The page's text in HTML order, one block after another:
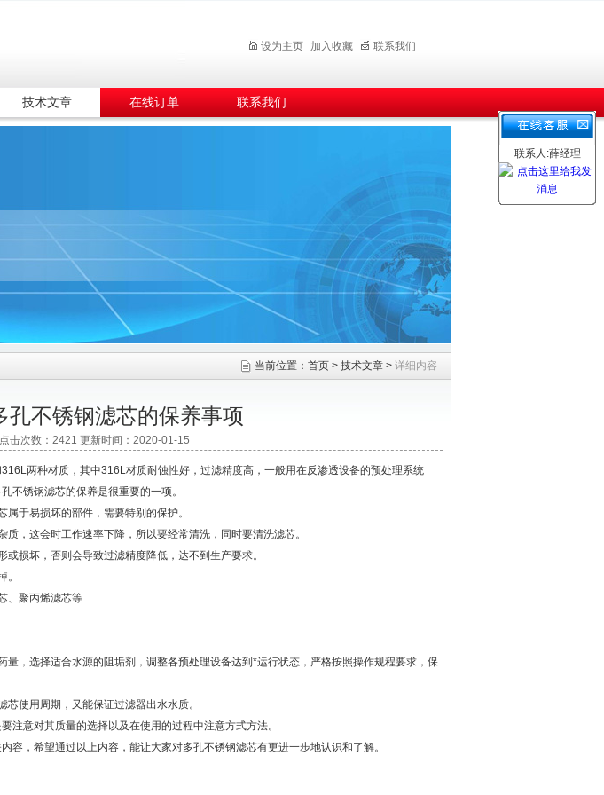
设为主页 加入收藏 联系我们
技术文章 在线订单 联系我们
当前位置： 首页 > 技术文章 > 详细内容
孔不锈钢滤芯的保养事项
点击次数：2421 更新时间：2020-01-15
两种材质，其中316L材质耐蚀性好，过滤精度高，一般用在反渗透设备的预处理系统
不锈钢滤芯的保养是很重要的一项。
于易损坏的部件，需要特别的保护。
这会时工作速率下降，所以要经常清洗，同时要清洗滤芯。
损坏，否则会导致过滤精度降低，达不到生产要求。
、聚丙烯滤芯等
，选择适合水源的阻垢剂，调整各预处理设备达到*运行状态，严格按照操作规程要求，保
使用周期，又能保证过滤器出水水质。
意对其质量的选择以及在使用的过程中注意方式方法。
，希望通过以上内容，能让大家对多孔不锈钢滤芯有更进一步地认识和了解。
联系人:薛经理